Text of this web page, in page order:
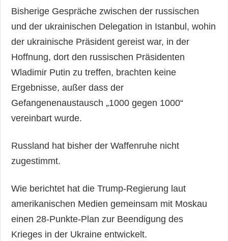
Bisherige Gespräche zwischen der russischen
und der ukrainischen Delegation in Istanbul, wohin
der ukrainische Präsident gereist war, in der
Hoffnung, dort den russischen Präsidenten
Wladimir Putin zu treffen, brachten keine
Ergebnisse, außer dass der
Gefangenenaustausch „1000 gegen 1000“
vereinbart wurde.
Russland hat bisher der Waffenruhe nicht
zugestimmt.
Wie berichtet hat die Trump-Regierung laut
amerikanischen Medien gemeinsam mit Moskau
einen 28-Punkte-Plan zur Beendigung des
Krieges in der Ukraine entwickelt.